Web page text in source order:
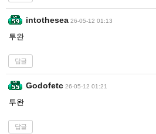
intothesea 26-05-12 01:13
투완
답글
Godofetc 26-05-12 01:21
투완
답글